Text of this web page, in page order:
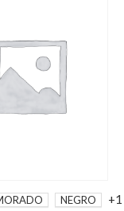
NEGRO +1